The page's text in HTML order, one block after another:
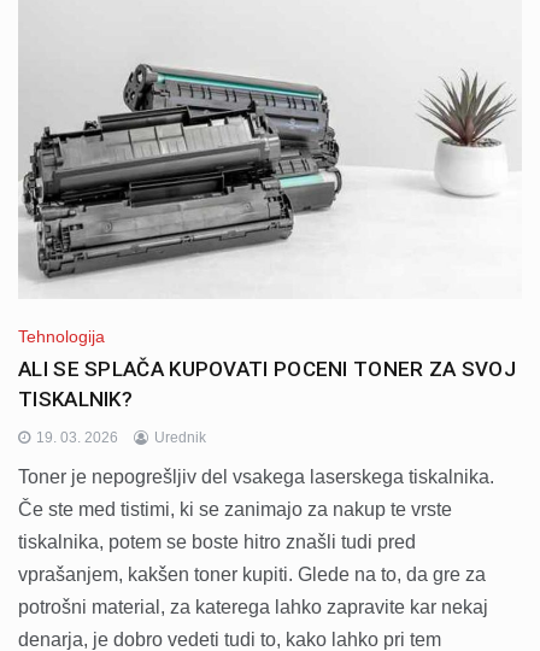
Tehnologija
ALI SE SPLAČA KUPOVATI POCENI TONER ZA SVOJ
TISKALNIK?
19. 03. 2026 Urednik
Toner je nepogrešljiv del vsakega laserskega tiskalnika.
Če ste med tistimi, ki se zanimajo za nakup te vrste
tiskalnika, potem se boste hitro znašli tudi pred
vprašanjem, kakšen toner kupiti. Glede na to, da gre za
potrošni material, za katerega lahko zapravite kar nekaj
denarja, je dobro vedeti tudi to, kako lahko pri tem